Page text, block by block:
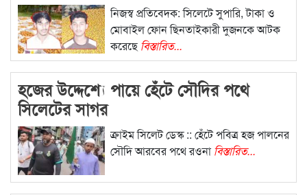
নিজস্ব প্রতিবেদক: সিলেটে সুপারি, টাকা ও
মোবাইল ফোন ছিনতাইকারী দুজনকে আটক
করেছে বিস্তারিত...
হজের উদ্দেশ্যে পায়ে হেঁটে সৌদির পথে
সিলেটের সাগর
ক্রাইম সিলেট ডেস্ক :: হেঁটে পবিত্র হজ পালনের
সৌদি আরবের পথে রওনাবিস্তারিত...